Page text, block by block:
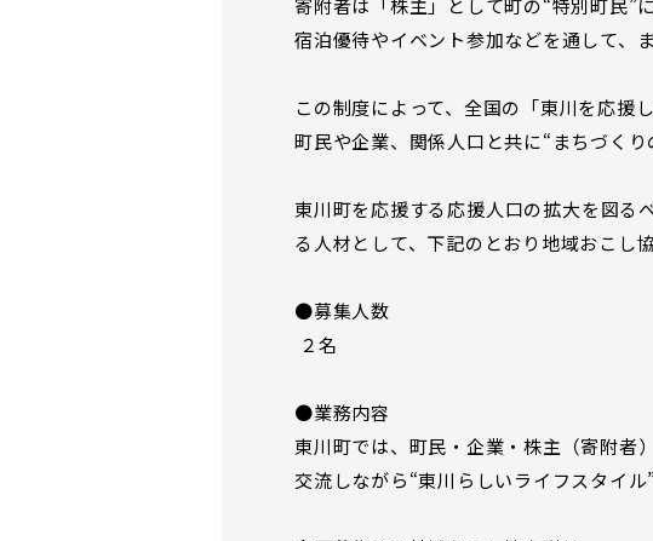
寄附者は「株主」として町の“特別町民”
宿泊優待やイベント参加などを通して、
この制度によって、全国の「東川を応援し
町民や企業、関係人口と共に“まちづくり
東川町を応援する応援人口の拡大を図る
る人材として、下記のとおり地域おこし
●募集人数
２名
●業務内容
東川町では、町民・企業・株主（寄附者
交流しながら“東川らしいライフスタイル